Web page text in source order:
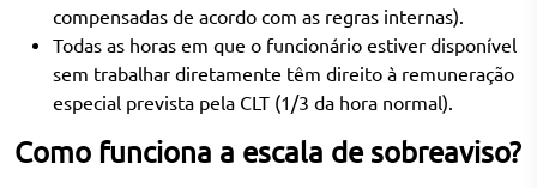
compensadas de acordo com as regras internas).
Todas as horas em que o funcionário estiver disponível
sem trabalhar diretamente têm direito à remuneração
especial prevista pela CLT (1/3 da hora normal).
Como funciona a escala de sobreaviso?